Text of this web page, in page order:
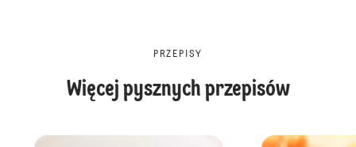
PRZEPISY
Więcej pysznych przepisów